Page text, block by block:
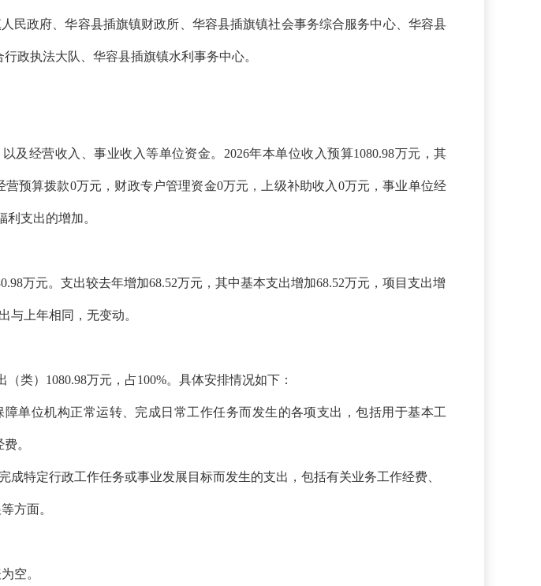
民政府、华容县插旗镇财政所、华容县插旗镇社会事务综合服务中心、华容县
政执法大队、华容县插旗镇水利事务中心。
及经营收入、事业收入等单位资金。 2026年本单位收入预算1080.98万元，其
预算拨款0万元，财政专户管理资金0万元，上级补助收入0万元，事业单位经
支出的增加。
万元。支出较去年增加68.52万元，其中基本支出增加68.52万元，项目支出增
与上年相同，无变动。
类）1080.98万元，占100%。具体安排情况如下：
障单位机构正常运转、完成日常工作任务而发生的各项支出，包括用于基本工
。
成特定行政工作任务或事业发展目标而发生的支出，包括有关业务工作经费、
方面。
空。